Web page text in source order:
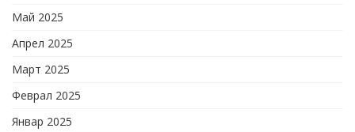
Май 2025
Апрел 2025
Март 2025
Феврал 2025
Январ 2025